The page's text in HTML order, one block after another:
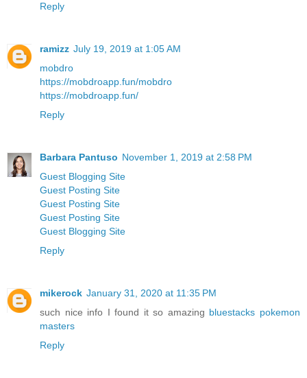
Reply
ramizz July 19, 2019 at 1:05 AM
mobdro
https://mobdroapp.fun/mobdro
https://mobdroapp.fun/
Reply
Barbara Pantuso November 1, 2019 at 2:58 PM
Guest Blogging Site
Guest Posting Site
Guest Posting Site
Guest Posting Site
Guest Blogging Site
Reply
mikerock January 31, 2020 at 11:35 PM
such nice info I found it so amazing bluestacks pokemon
masters
Reply